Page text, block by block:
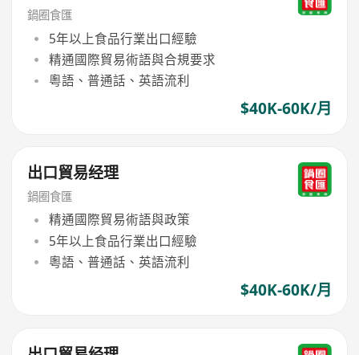
鍋圈食匯
5年以上食品行業出口經驗
精通國際貿易術語與合規要求
粵語、普通話、英語流利
$40K-60K/月
出口貿易经理
鍋圈食匯
精通國際貿易術語與政策
5年以上食品行業出口經驗
粵語、普通話、英語流利
$40K-60K/月